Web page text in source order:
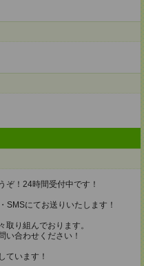
ぞ！24時間受付中です！
SMSにてお送りいたします！
取り組んでおります。
い合わせください！
ています！